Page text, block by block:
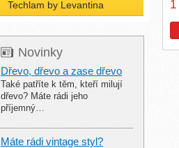
Techlam by Levantina
Novinky
Dřevo, dřevo a zase dřevo
Také patříte k těm, kteří milují
dřevo? Máte rádi jeho
příjemný…
Máte rádi vintage styl?